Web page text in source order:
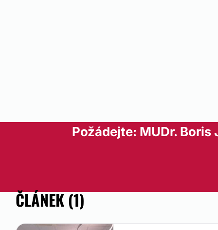
Požádejte: MUDr.
ČLÁNEK (1)